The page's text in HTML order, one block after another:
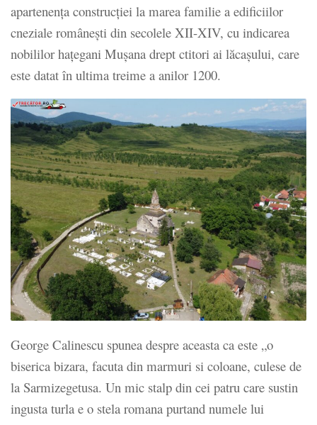
apartenența construcției la marea familie a edificiilor
cneziale românești din secolele XII-XIV, cu indicarea
nobililor hațegani Mușana drept ctitori ai lăcașului, care
este datat în ultima treime a anilor 1200.
George Calinescu spunea despre aceasta ca este „o
biserica bizara, facuta din marmuri si coloane, culese de
la Sarmizegetusa. Un mic stalp din cei patru care sustin
ingusta turla e o stela romana purtand numele lui